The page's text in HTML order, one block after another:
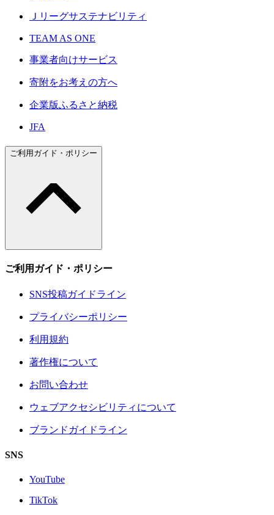
Ｊリーグサステナビリティ
TEAM AS ONE
事業者向けサービス
寄附をお考えの方へ
企業版ふるさと納税
JFA
ご利用ガイド・ポリシー
ご利用ガイド・ポリシー
SNS投稿ガイドライン
プライバシーポリシー
利用規約
著作権について
お問い合わせ
ウェブアクセシビリティについて
ブランドガイドライン
SNS
YouTube
TikTok